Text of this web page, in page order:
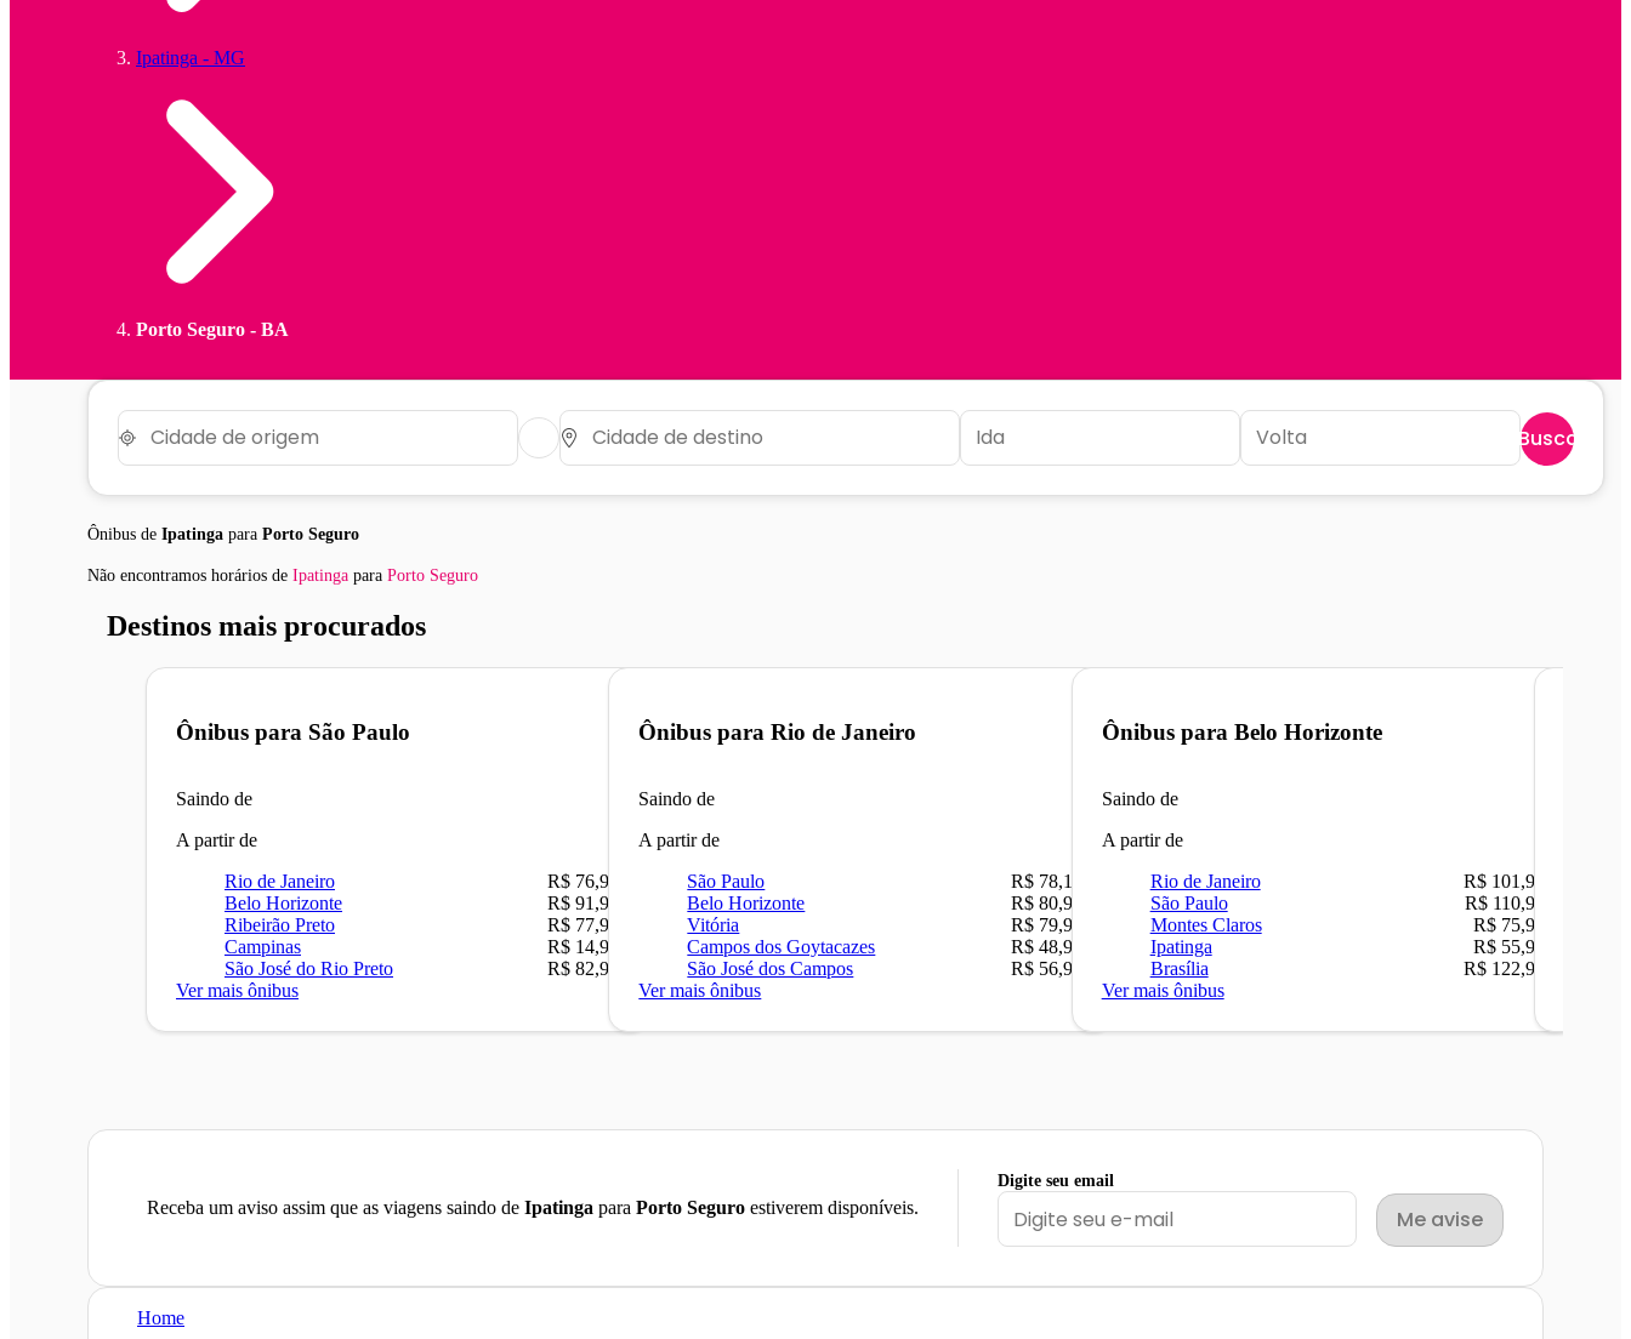
Ipatinga - MG
Porto Seguro - BA
Buscar
Ônibus de Ipatinga para Porto Seguro
Não encontramos horários de Ipatinga para Porto Seguro
Destinos mais procurados
Ônibus para São Paulo
Saindo de
A partir de
Rio de Janeiro
R$ 76,90
Belo Horizonte
R$ 91,90
Ribeirão Preto
R$ 77,90
Campinas
R$ 14,90
São José do Rio Preto
R$ 82,90
Ver mais ônibus
Ônibus paraRio de Janeiro
Saindo de
A partir de
São Paulo
R$ 78,16
Belo Horizonte
R$ 80,90
Vitória
R$ 79,90
Campos dos Goytacazes
R$ 48,90
São José dos Campos
R$ 56,90
Ver mais ônibus
Ônibus para Belo Horizonte
Saindo de
A partir de
Rio de Janeiro
R$ 101,90
São Paulo
R$ 110,90
Montes Claros
R$ 75,90
Ipatinga
R$ 55,90
Brasília
R$ 122,90
Ver mais ônibus
Receba um aviso assim que as viagens saindo de Ipatinga para Porto Seguro estiverem disponíveis.
Digite seu email
Me avise
Home